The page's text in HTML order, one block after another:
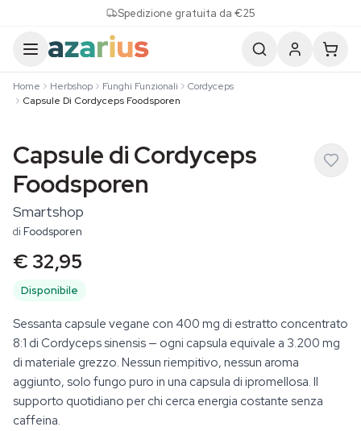
Spedizione gratuita da €25
Home Herbshop Funghi Funzionali
Cordyceps
Capsule Di Cordyceps Foodsporen
Capsule di Cordyceps
Foodsporen
Smartshop
di Foodsporen
€ 32,95
Disponibile
Sessanta capsule vegane con 400 mg di estratto concentrato
8:1 di Cordyceps sinensis — ogni capsula equivale a 3.200 mg
di materiale grezzo. Nessun riempitivo, nessun aroma
aggiunto, solo fungo puro in una capsula di ipromellosa. Il
supporto quotidiano per chi cerca energia costante senza
caffeina.